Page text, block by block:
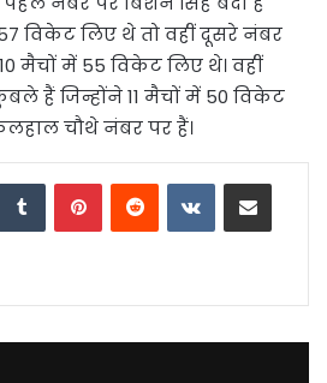
विकेट लिए थे तो वहीं दूसरे नंबर
मैचों में 55 विकेट लिए थे। वहीं
हैं जिन्होंने 11 मैचों में 50 विकेट
चौथे नंबर पर हैं।
TumblrPinterestReddit VKontakteShare via Email